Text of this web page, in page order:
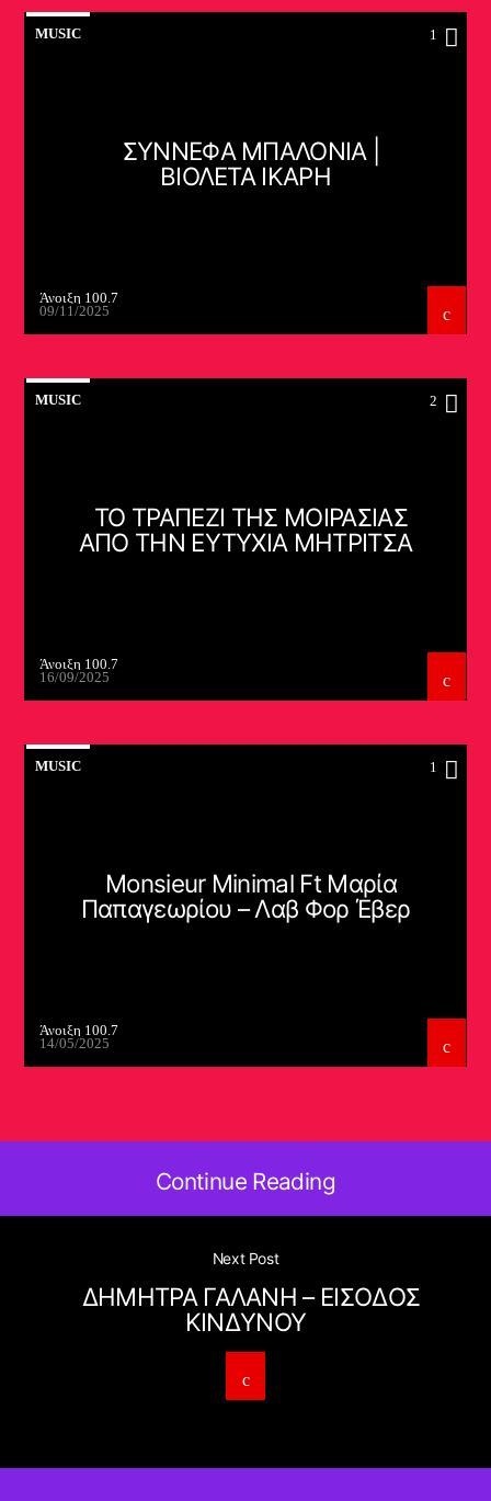
MUSIC 1
ΣΥΝΝΕΦΑ ΜΠΑΛΟΝΙΑ |
ΒΙΟΛΕΤΑ ΙΚΑΡΗ
Άνοιξη 100.7
09/11/2025
MUSIC 2
ΤΟ ΤΡΑΠΕΖΙ ΤΗΣ ΜΟΙΡΑΣΙΑΣ
ΑΠΟ ΤΗΝ ΕΥΤΥΧΙΑ ΜΗΤΡΙΤΣΑ
Άνοιξη 100.7
16/09/2025
MUSIC 1
Monsieur Minimal Ft Μαρία
Παπαγεωρίου – Λαβ Φορ Έβερ
Άνοιξη 100.7
14/05/2025
Continue Reading
Next Post
ΔΗΜΗΤΡΑ ΓΑΛΑΝΗ – ΕΙΣΟΔΟΣ
ΚΙΝΔΥΝΟΥ